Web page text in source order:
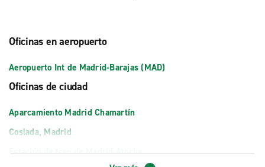
Oficinas en aeropuerto
Aeropuerto Int de Madrid-Barajas (MAD)
Oficinas de ciudad
Aparcamiento Madrid Chamartín
Coslada, Madrid
Estación de tren de Madrid Atocha